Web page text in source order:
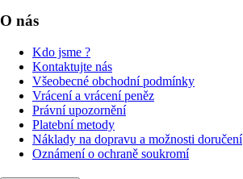
O nás
Kdo jsme ?
Kontaktujte nás
Všeobecné obchodní podmínky
Vrácení a vrácení peněz
Právní upozornění
Platební metody
Náklady na dopravu a možnosti doručení
Oznámení o ochraně soukromí